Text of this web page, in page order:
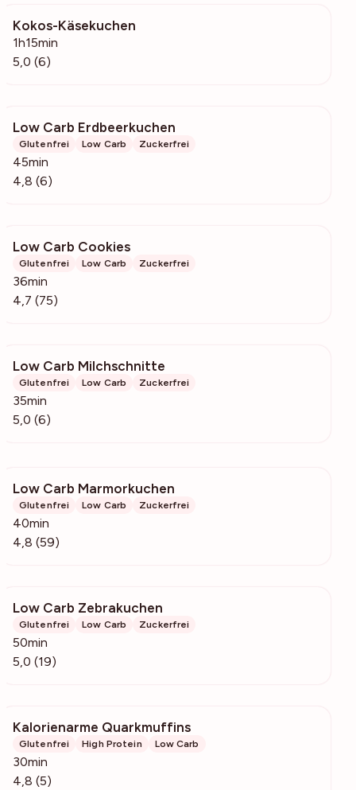
Kokos-Käsekuchen
1h15min
5,0 (6)
Low Carb Erdbeerkuchen
Glutenfrei Low Carb Zuckerfrei
45min
4,8 (6)
Low Carb Cookies
Glutenfrei Low Carb Zuckerfrei
36min
4,7 (75)
Low Carb Milchschnitte
Glutenfrei Low Carb Zuckerfrei
35min
5,0 (6)
Low Carb Marmorkuchen
Glutenfrei Low Carb Zuckerfrei
40min
4,8 (59)
Low Carb Zebrakuchen
Glutenfrei Low Carb Zuckerfrei
50min
5,0 (19)
Kalorienarme Quarkmuffins
Glutenfrei High Protein Low Carb
30min
4,8 (5)